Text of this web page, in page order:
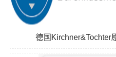
德国Kirchner&Tochter